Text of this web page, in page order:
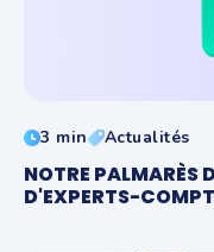
3 min Actualités
NOTRE PALMARÈS
D'EXPERTS-